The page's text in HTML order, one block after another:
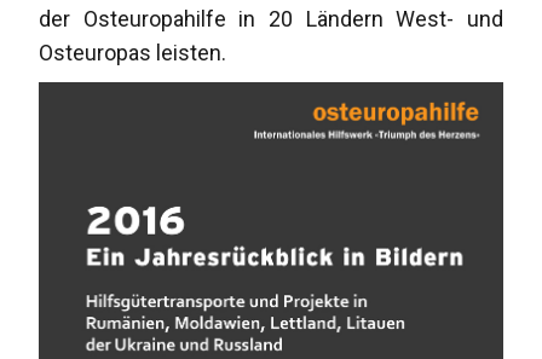
der Osteuropahilfe in 20 Ländern West- und
Osteuropas leisten.